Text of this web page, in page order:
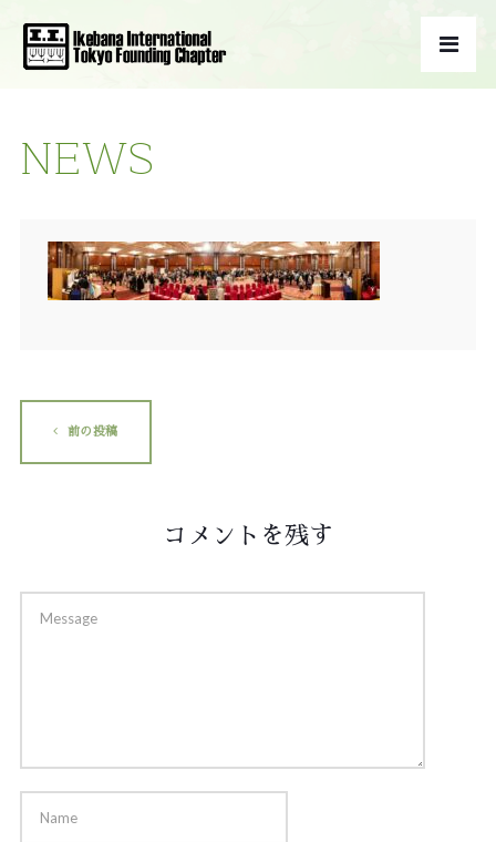
NEWS
前の投稿
コメントを残す